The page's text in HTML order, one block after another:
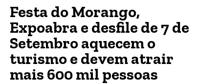
Festa do Morango,
Expoabra e desfile de 7 de
Setembro aquecem o
turismo e devem atrair
mais 600 mil pessoas